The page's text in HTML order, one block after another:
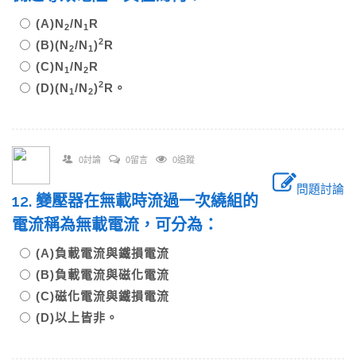
(A)N2/N1 R
(B)(N2/N1)2R
(C)N1/N2R
(D)(N1/N2)2R。
0討論 0留言 0追蹤
問題討論
12. 變壓器在無載時流過一次繞組的
電流稱為無載電流，可分為：
(A)負載電流與鐵損電流
(B)負載電流與磁化電流
(C)磁化電流與鐵損電流
(D)以上皆非。